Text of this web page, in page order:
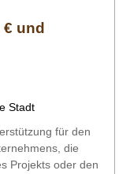
und
Stadt
für den
die
Projekts oder den